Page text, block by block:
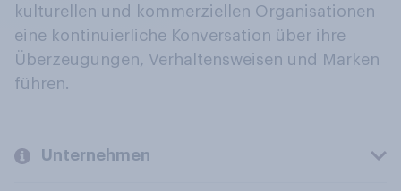
kulturellen und kommerziellen Organisationen
eine kontinuierliche Konversation über ihre
Überzeugungen, Verhaltensweisen und Marken
führen.
Unternehmen